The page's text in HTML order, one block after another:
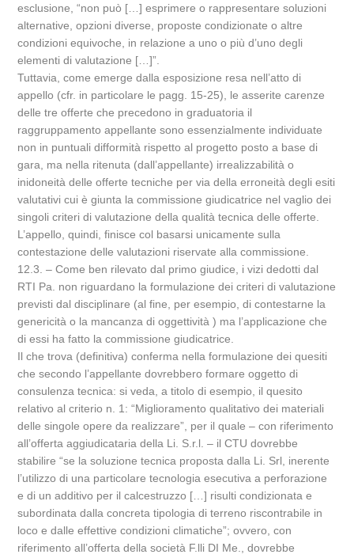
esclusione, “non può […] esprimere o rappresentare soluzioni
alternative, opzioni diverse, proposte condizionate o altre
condizioni equivoche, in relazione a uno o più d’uno degli
elementi di valutazione […]”.
Tuttavia, come emerge dalla esposizione resa nell’atto di
appello (cfr. in particolare le pagg. 15-25), le asserite carenze
delle tre offerte che precedono in graduatoria il
raggruppamento appellante sono essenzialmente individuate
non in puntuali difformità rispetto al progetto posto a base di
gara, ma nella ritenuta (dall’appellante) irrealizzabilità o
inidoneità delle offerte tecniche per via della erroneità degli esiti
valutativi cui è giunta la commissione giudicatrice nel vaglio dei
singoli criteri di valutazione della qualità tecnica delle offerte.
L’appello, quindi, finisce col basarsi unicamente sulla
contestazione delle valutazioni riservate alla commissione.
12.3. – Come ben rilevato dal primo giudice, i vizi dedotti dal
RTI Pa. non riguardano la formulazione dei criteri di valutazione
previsti dal disciplinare (al fine, per esempio, di contestarne la
genericità o la mancanza di oggettività ) ma l’applicazione che
di essi ha fatto la commissione giudicatrice.
Il che trova (definitiva) conferma nella formulazione dei quesiti
che secondo l’appellante dovrebbero formare oggetto di
consulenza tecnica: si veda, a titolo di esempio, il quesito
relativo al criterio n. 1: “Miglioramento qualitativo dei materiali
delle singole opere da realizzare”, per il quale – con riferimento
all’offerta aggiudicataria della Li. S.r.l. – il CTU dovrebbe
stabilire “se la soluzione tecnica proposta dalla Li. Srl, inerente
l’utilizzo di una particolare tecnologia esecutiva a perforazione
e di un additivo per il calcestruzzo […] risulti condizionata e
subordinata dalla concreta tipologia di terreno riscontrabile in
loco e dalle effettive condizioni climatiche”; ovvero, con
riferimento all’offerta della società F.lli DI Me., dovrebbe